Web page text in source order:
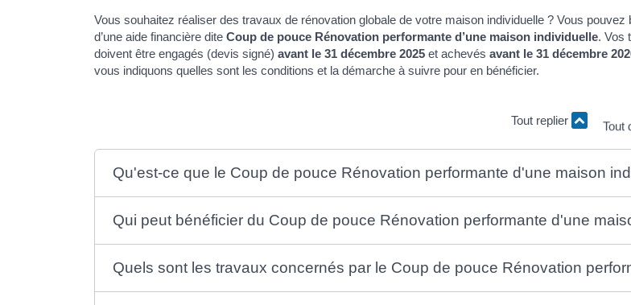
Vous souhaitez réaliser des travaux de rénovation globale de votre maison individuelle ? Vous pouvez
d’une aide financière dite Coup de pouce Rénovation performante d’une maison individuelle. Vos
doivent être engagés (devis signé) avant le 31 décembre 2025 et achevés avant le 31 décembre
vous indiquons quelles sont les conditions et la démarche à suivre pour en bénéficier.
Tout replier
Tout
Qu'est-ce que le Coup de pouce Rénovation performante d'une maison
Qui peut bénéficier du Coup de pouce Rénovation performante d'une
Quels sont les travaux concernés par le Coup de pouce Rénovation